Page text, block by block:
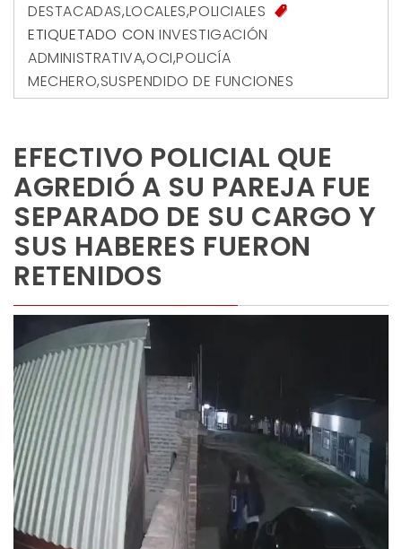
DESTACADAS,LOCALES,POLICIALES
ETIQUETADO CON INVESTIGACIÓN
ADMINISTRATIVA,OCI,POLICÍA
MECHERO,SUSPENDIDO DE FUNCIONES
EFECTIVO POLICIAL QUE
AGREDIÓ A SU PAREJA FUE
SEPARADO DE SU CARGO Y
SUS HABERES FUERON
RETENIDOS